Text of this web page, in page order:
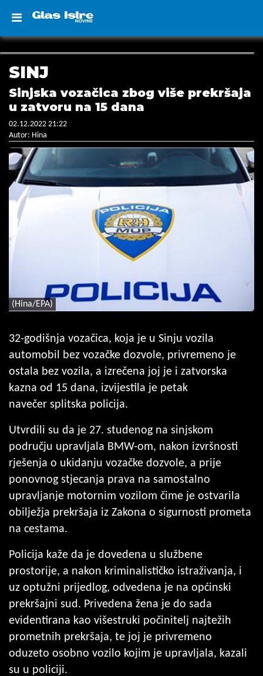
SINJ
Sinjska vozačica zbog više prekršaja
u zatvoru na 15 dana
02.12.2022 21:22
Autor: Hina
(Hina/EPA)
32-godišnja vozačica, koja je u Sinju vozila
automobil bez vozačke dozvole, privremeno je
ostala bez vozila, a izrečena joj je i zatvorska
kazna od 15 dana, izvijestila je petak
navečer splitska policija.
Utvrdili su da je 27. studenog na sinjskom
području upravljala BMW-om, nakon izvršnosti
rješenja o ukidanju vozačke dozvole, a prije
ponovnog stjecanja prava na samostalno
upravljanje motornim vozilom čime je ostvarila
obilježja prekršaja iz Zakona o sigurnosti prometa
na cestama.
Policija kaže da je dovedena u službene
prostorije, a nakon kriminalističko istraživanja, i
uz optužni prijedlog, odvedena je na općinski
prekršajni sud. Privedena žena je do sada
evidentirana kao višestruki počinitelj najtežih
prometnih prekršaja, te joj je privremeno
oduzeto osobno vozilo kojim je upravljala, kazali
su u policiji.